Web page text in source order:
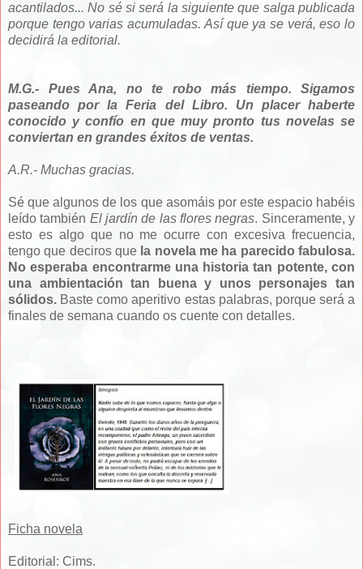
acantilados... No sé si será la siguiente que salga publicada
porque tengo varias acumuladas. Así que ya se verá, eso lo
decidirá la editorial.
M.G.- Pues Ana, no te robo más tiempo. Sigamos
paseando por la Feria del Libro. Un placer haberte
conocido y confío en que muy pronto tus novelas se
conviertan en grandes éxitos de ventas.
A.R.- Muchas gracias.
Sé que algunos de los que asomáis por este espacio habéis
leído también El jardín de las flores negras. Sinceramente, y
esto es algo que no me ocurre con excesiva frecuencia,
tengo que deciros que la novela me ha parecido fabulosa.
No esperaba encontrarme una historia tan potente, con
una ambientación tan buena y unos personajes tan
sólidos. Baste como aperitivo estas palabras, porque será a
finales de semana cuando os cuente con detalles.
Ficha novela
Editorial: Cims.